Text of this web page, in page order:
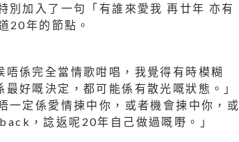
別加入了一句「有誰來愛我 再廿年 亦有
20年的節點。
係完全當情歌咁唱，我覺得有時模糊
好嘅決定，都可能係有散光嘅狀態。」
一定係愛情揀中你，或者機會揀中你，或
，諗返呢20年自己做過嘅嘢。」